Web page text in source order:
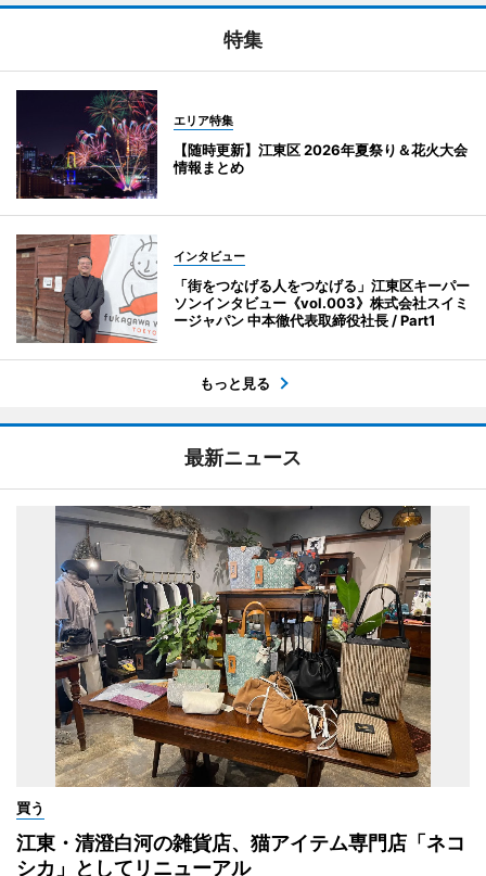
特集
エリア特集
【随時更新】江東区 2026年夏祭り＆花火大会
情報まとめ
インタビュー
「街をつなげる人をつなげる」江東区キーパー
ソンインタビュー《vol.003》株式会社スイミ
ージャパン 中本徹代表取締役社長 / Part1
もっと見る
最新ニュース
買う
江東・清澄白河の雑貨店、猫アイテム専門店「ネコ
シカ」としてリニューアル